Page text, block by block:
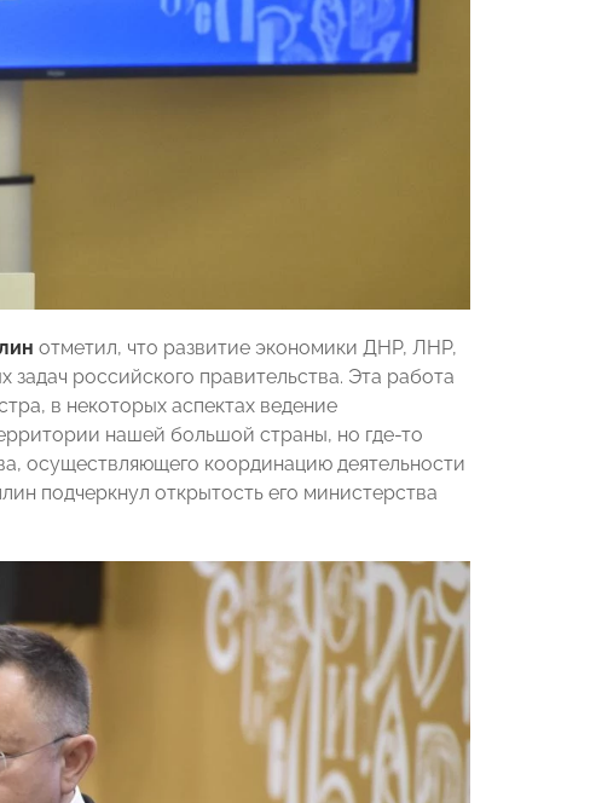
отметил, что развитие экономики ДНР, ЛНР,
российского правительства. Эта работа
в некоторых аспектах ведение
нашей большой страны, но где-то
осуществляющего координацию деятельности
подчеркнул открытость его министерства